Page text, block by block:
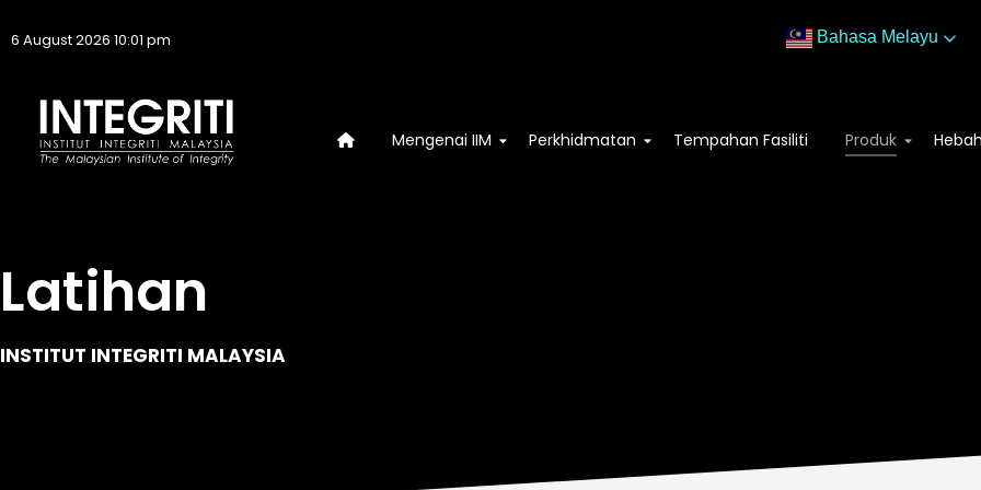
6 August 2026 10:01 pm Bahasa Melayu
Mengenai IIM Perkhidmatan Tempahan Fasiliti Produk
Latihan
INSTITUT INTEGRITI MALAYSIA